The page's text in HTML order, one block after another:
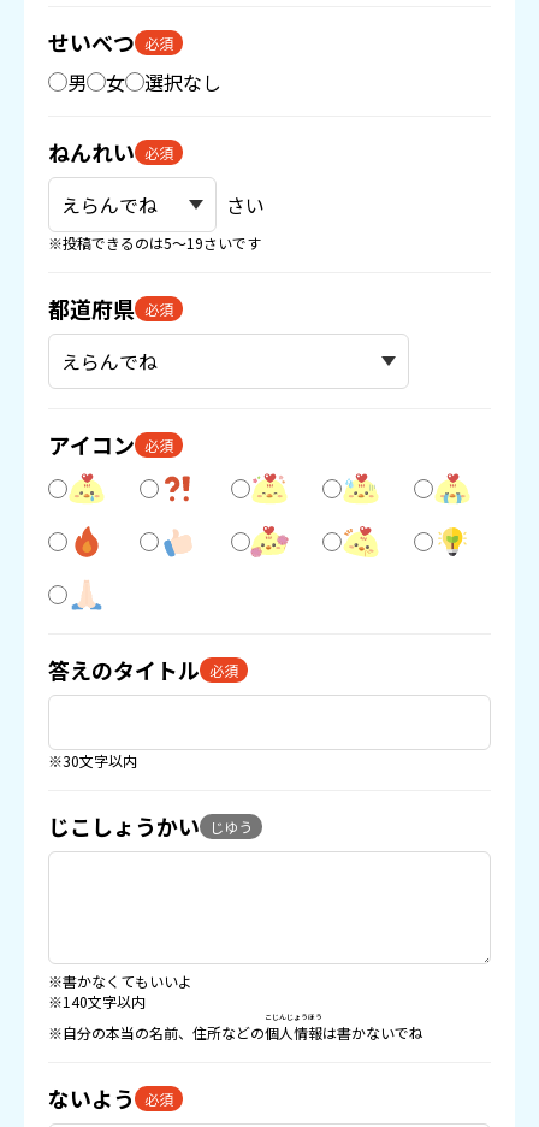
せいべつ 必須
男 女 選択なし
ねんれい 必須
さい
※投稿できるのは5〜19さいです
都道府県 必須
アイコン 必須
答えのタイトル 必須
※30文字以内
じこしょうかい じゆう
※書かなくてもいいよ
※140文字以内
※自分の本当の名前、住所などの個人情報
こじんじょうほう
は書かないでね
ないよう 必須